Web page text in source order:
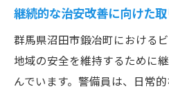
継続的な治安改善に向けた
群馬県沼田市鍛冶町における
地域の安全を維持するために
んでいます。警備員は、日常